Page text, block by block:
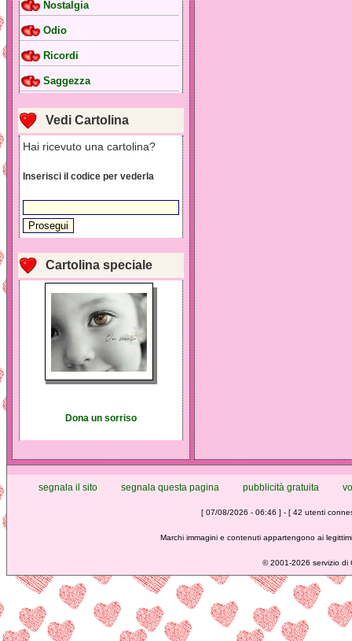
Nostalgia
Odio
Ricordi
Saggezza
Vedi Cartolina
Hai ricevuto una cartolina?
Inserisci il codice per vederla
Cartolina speciale
Dona un sorriso
segnala il sito segnala questa pagina pubblicità gratuita
[ 07/08/2026 - 06:46 ] - [ 42 utenti
Marchi immagini e contenuti appartengono ai
©2001-2026 servizio di